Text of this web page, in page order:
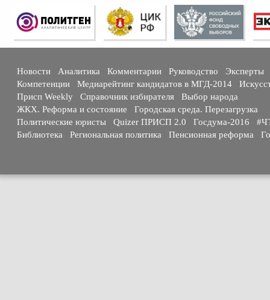
Новости Аналитика Комментарии Руководство
Эксперты
Компетенции
Медиарейтинг кандидатов в МГД-2014
Присп Weekly
Справочник избирателя
Выбор народа
ЖКХ. Реформа и состояние
Городская среда. Перезагрузка
Политические юристы
Quizer ПРИСП 2.0 Госдума-2016
Библиотека
Региональная политика Пенсионная реформа